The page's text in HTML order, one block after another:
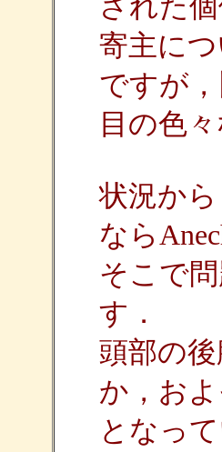
された
寄主に
ですが
目の色
状況か
なら
そこで
す．
頭部の
か，お
となっ